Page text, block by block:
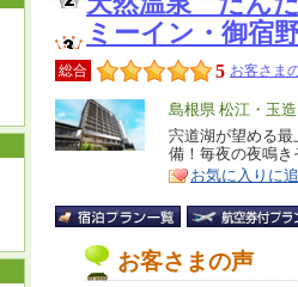
ミーイン・御宿
総合 5 お客さま
エ
リ
ア
島根県 松江・玉
特
徴
宍道湖が望める
備！毎夜の夜鳴
お気に入りに
お客さまの声